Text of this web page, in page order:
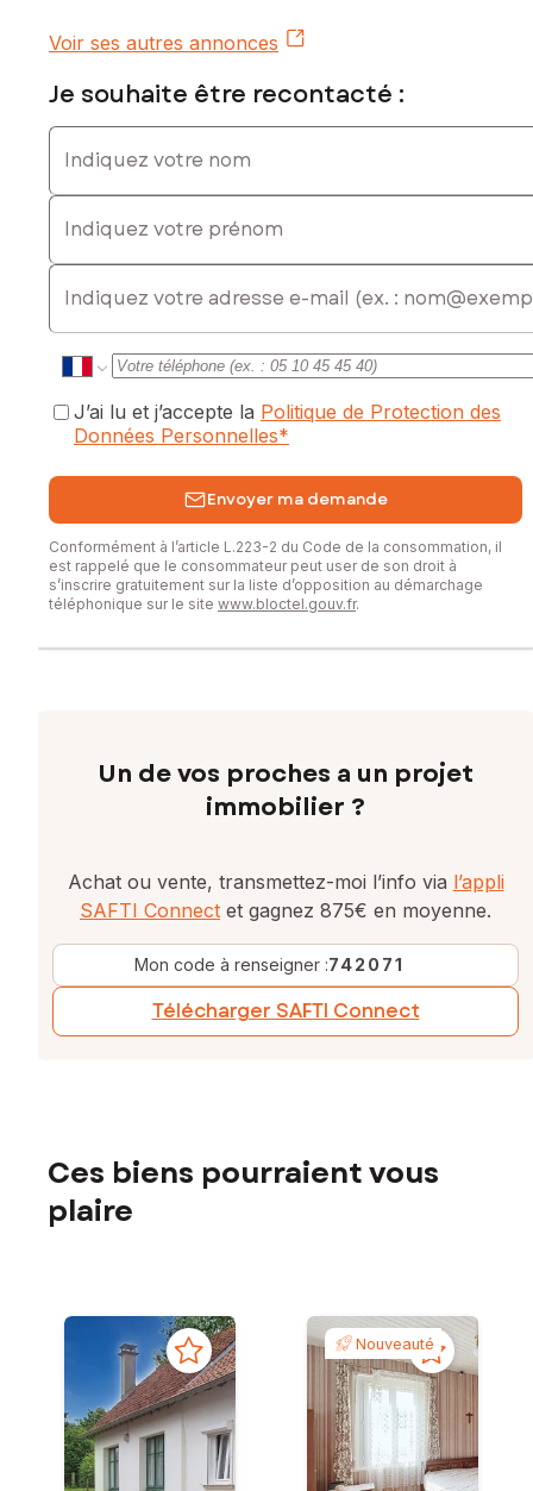
Voir ses autres annonces
Je souhaite être recontacté :
Indiquez votre nom
Indiquez votre prénom
E-mail
J’ai lu et j’accepte la Politique de Protection des
Données Personnelles*
Envoyer ma demande
Conformément à l’article L.223-2 du Code de la consommation, il
est rappelé que le consommateur peut user de son droit à
s’inscrire gratuitement sur la liste d’opposition au démarchage
téléphonique sur le site www.bloctel.gouv.fr.
Un de vos proches a un projet
immobilier ?
Achat ou vente, transmettez-moi l’info via l’appli
SAFTI Connect et gagnez 875€ en moyenne.
Mon code à renseigner :742071
Télécharger SAFTI Connect
Ces biens pourraient vous
plaire
Nouveauté